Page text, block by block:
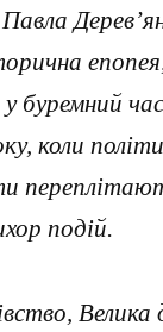
буремний
коли
подій.